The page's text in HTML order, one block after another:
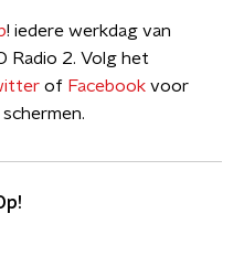
! iedere werkdag van
2. Volg het
of Facebook voor